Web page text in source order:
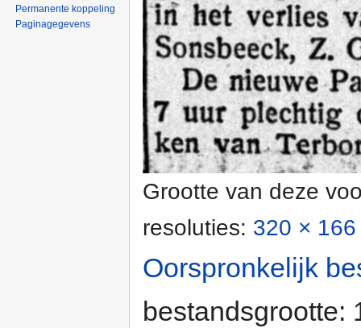
Grootte van deze
resoluties: 320 ×
Oorspronkelijk
bestandsgrootte:
Permanente koppeling
Paginagegevens